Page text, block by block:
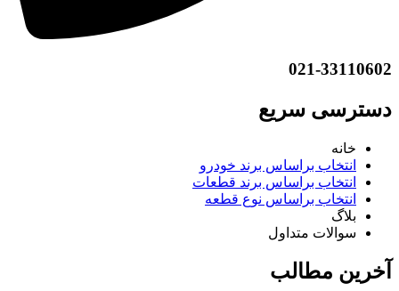
021-33110602
دسترسی سریع
خانه
انتخاب براساس برند خودرو
انتخاب براساس برند قطعات
انتخاب براساس نوع قطعه
بلاگ
سوالات متداول
آخرین مطالب